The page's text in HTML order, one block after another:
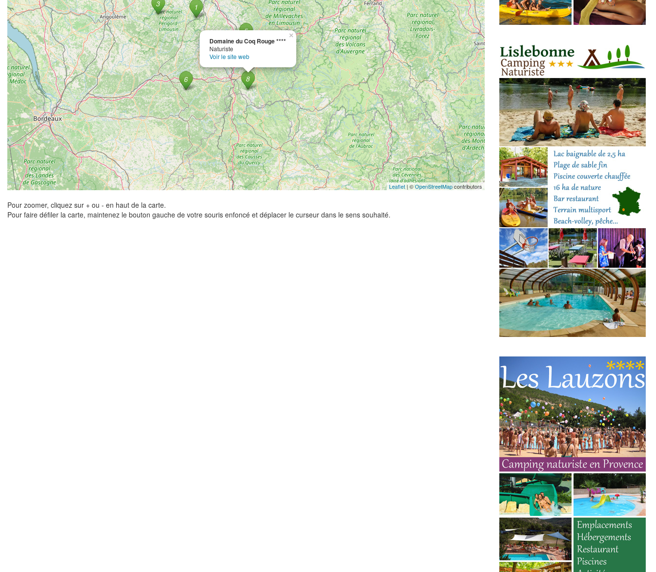
Domaine du Coq Rouge ****
Naturiste
Voir le site web
×
Leaflet| ©OpenStreetMapcontributors
Pour zoomer, cliquez sur + ou - en haut de la carte.
Pour faire défiler la carte, maintenez le bouton gauche de votre souris enfoncé et déplacer le curseur dans le sens souhaité.